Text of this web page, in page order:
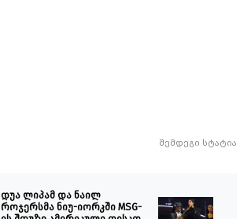
შემდეგი სტატია
დუა ლიპამ და ნაილ
როჯერსმა ნიუ-იორკში MSG-